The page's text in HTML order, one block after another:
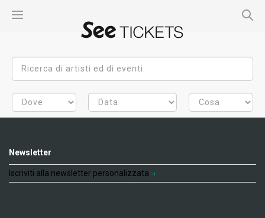
Newsletter
Iscriviti alla newsletter personalizzata